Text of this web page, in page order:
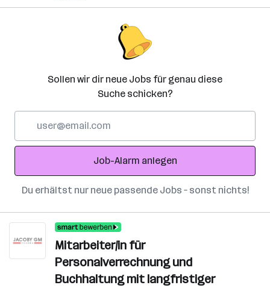
Sollen wir dir neue Jobs für genau diese
Suche schicken?
Adresse
Job-Alarm anlegen
Du erhältst nur neue passende Jobs – sonst nichts!
Mitarbeiter/in für
Personalverrechnung und
Buchhaltung mit langfristiger